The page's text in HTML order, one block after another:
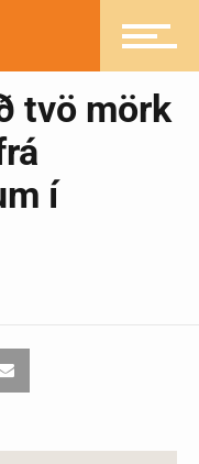
tvö mörk
í